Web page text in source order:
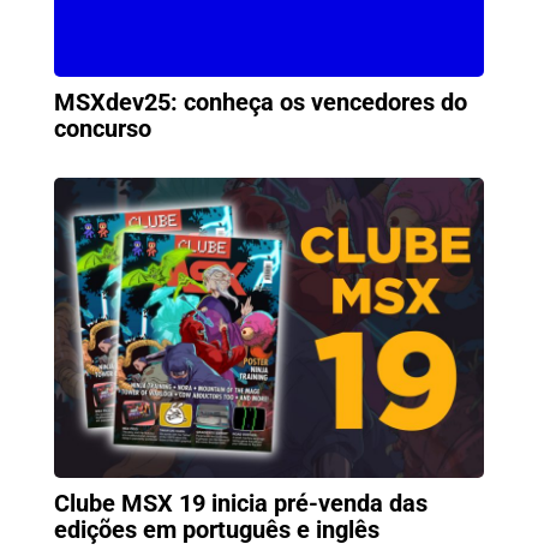
MSXdev25: conheça os vencedores do
concurso
Clube MSX 19 inicia pré-venda das
edições em português e inglês